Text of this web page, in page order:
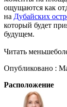
ощущаются как
на Дубайских
который будет
будущем.
Читать меньше
Опубликовано :
Расположение